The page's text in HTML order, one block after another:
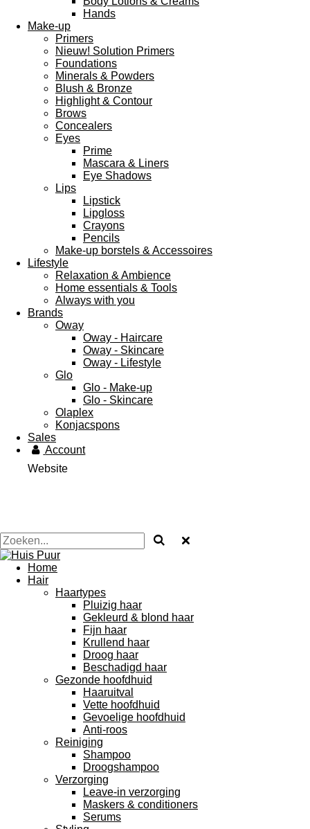
Hands
Make-up
Primers
Nieuw! Solution Primers
Foundations
Minerals & Powders
Blush & Bronze
Highlight & Contour
Brows
Concealers
Eyes
Prime
Mascara & Liners
Eye Shadows
Lips
Lipstick
Lipgloss
Crayons
Pencils
Make-up borstels & Accessoires
Lifestyle
Relaxation & Ambience
Home essentials & Tools
Always with you
Brands
Oway
Oway - Haircare
Oway - Skincare
Oway - Lifestyle
Glo
Glo - Make-up
Glo - Skincare
Olaplex
Konjacspons
Sales
Account
Website
Home
Hair
Haartypes
Pluizig haar
Gekleurd & blond haar
Fijn haar
Krullend haar
Droog haar
Beschadigd haar
Gezonde hoofdhuid
Haaruitval
Vette hoofdhuid
Gevoelige hoofdhuid
Anti-roos
Reiniging
Shampoo
Droogshampoo
Verzorging
Leave-in verzorging
Maskers & conditioners
Serums